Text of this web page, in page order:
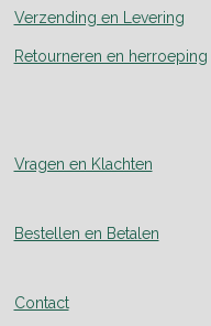
Verzending en Levering
Retourneren en herroeping
Vragen en Klachten
Bestellen en Betalen
Contact